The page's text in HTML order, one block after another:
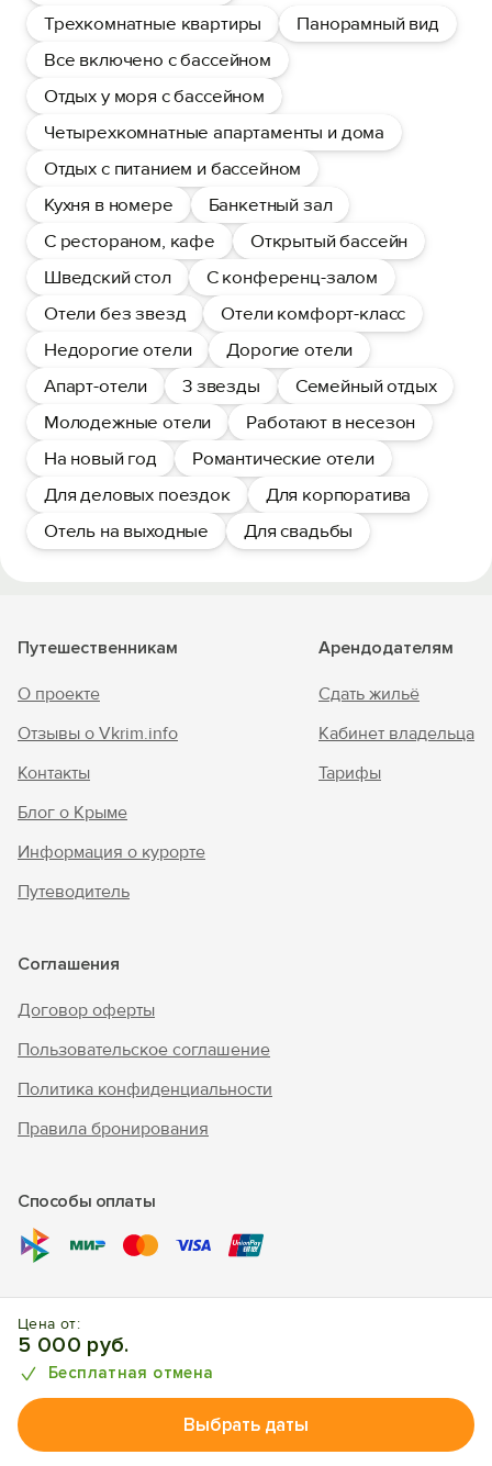
Трехкомнатные квартиры
Панорамный вид
Все включено с бассейном
Отдых у моря с бассейном
Четырехкомнатные апартаменты и дома
Отдых с питанием и бассейном
Кухня в номере
Банкетный зал
С рестораном, кафе
Открытый бассейн
Шведский стол
С конференц-залом
Отели без звезд
Отели комфорт-класс
Недорогие отели
Дорогие отели
Апарт-отели
3 звезды
Семейный отдых
Молодежные отели
Работают в несезон
На новый год
Романтические отели
Для деловых поездок
Для корпоратива
Отель на выходные
Для свадьбы
Цена от:
5 000 руб.
Бесплатная отмена
Выбрать даты
Путешественникам
О проекте
Отзывы о Vkrim.info
Контакты
Блог о Крыме
Информация о курорте
Путеводитель
Арендодателям
Сдать жильё
Кабинет владельца
Тарифы
Соглашения
Договор оферты
Пользовательское соглашение
Политика конфиденциальности
Правила бронирования
Способы оплаты
© 2010 - 2026 "В Крым - инфо"
Отдых в Новом Свете. Отели, апартаменты, частный сектор.